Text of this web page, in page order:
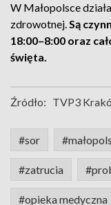
W Małopolsce
zdrowotnej.Są
18:00–8:00 oraz
święta.
Źródło: TVP3
#sor
#zatrucia
#opieka medyczna